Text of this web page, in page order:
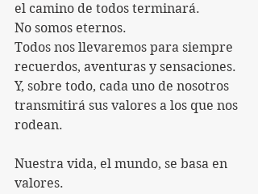
el camino de todos terminará.
No somos eternos.
Todos nos llevaremos para siempre
recuerdos, aventuras y sensaciones.
Y, sobre todo, cada uno de nosotros
transmitirá sus valores a los que nos
rodean.
Nuestra vida, el mundo, se basa en
valores.